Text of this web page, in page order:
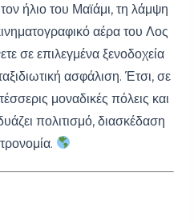
ήλιο του Μαϊάμι, τη λάμψη
αέρα του Λος
σε επιλεγμένα ξενοδοχεία
ασφάλιση. Έτσι, σε
μοναδικές πόλεις και
πολιτισμό, διασκέδαση